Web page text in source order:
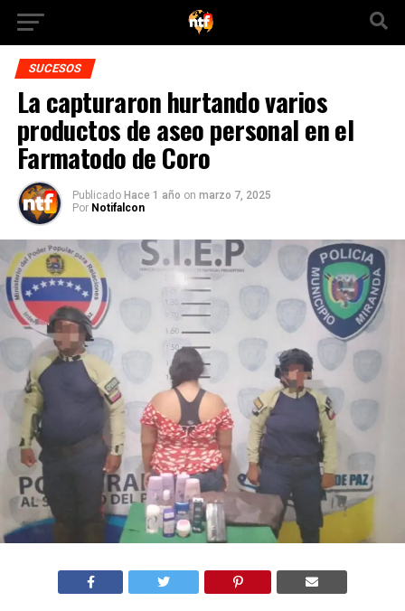
SUCESOS
La capturaron hurtando varios
productos de aseo personal en el
Farmatodo de Coro
Publicado Hace 1 año on marzo 7, 2025
Por Notifalcon